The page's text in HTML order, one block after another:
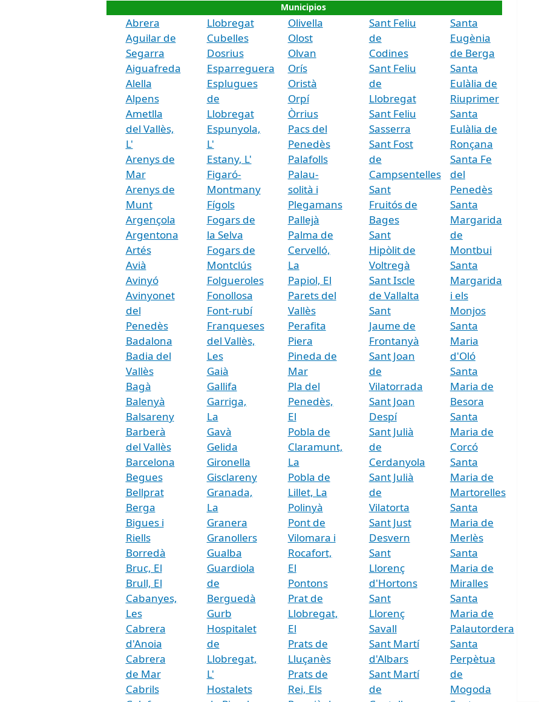
Municipios
Abrera
Aguilar de
Segarra
Aiguafreda
Alella
Alpens
Ametlla
del Vallès,
L'
Arenys de
Mar
Arenys de
Munt
Argençola
Argentona
Artés
Avià
Avinyó
Avinyonet
del
Penedès
Badalona
Badia del
Vallès
Bagà
Balenyà
Balsareny
Barberà
del Vallès
Barcelona
Begues
Bellprat
Berga
Bigues i
Riells
Borredà
Bruc, El
Brull, El
Cabanyes,
Les
Cabrera
d'Anoia
Cabrera
de Mar
Cabrils
Llobregat
Cubelles
Dosrius
Esparreguera
Esplugues
de
Llobregat
Espunyola,
L'
Estany, L'
Figaró-
Montmany
Fígols
Fogars de
la Selva
Fogars de
Montclús
Folgueroles
Fonollosa
Font-rubí
Franqueses
del Vallès,
Les
Gaià
Gallifa
Garriga,
La
Gavà
Gelida
Gironella
Gisclareny
Granada,
La
Granera
Granollers
Gualba
Guardiola
de
Berguedà
Gurb
Hospitalet
de
Llobregat,
L'
Hostalets
Olivella
Olost
Olvan
Orís
Oristà
Orpí
Òrrius
Pacs del
Penedès
Palafolls
Palau-
solità i
Plegamans
Pallejà
Palma de
Cervelló,
La
Papiol, El
Parets del
Vallès
Perafita
Piera
Pineda de
Mar
Pla del
Penedès,
El
Pobla de
Claramunt,
La
Pobla de
Lillet, La
Polinyà
Pont de
Vilomara i
Rocafort,
El
Pontons
Prat de
Llobregat,
El
Prats de
Lluçanès
Prats de
Rei, Els
Sant Feliu
de
Codines
Sant Feliu
de
Llobregat
Sant Feliu
Sasserra
Sant Fost
de
Campsentelles
Sant
Fruitós de
Bages
Sant
Hipòlit de
Voltregà
Sant Iscle
de Vallalta
Sant
Jaume de
Frontanyà
Sant Joan
de
Vilatorrada
Sant Joan
Despí
Sant Julià
de
Cerdanyola
Sant Julià
de
Vilatorta
Sant Just
Desvern
Sant
Llorenç
d'Hortons
Sant
Llorenç
Savall
Sant Martí
d'Albars
Sant Martí
de
Santa
Eugènia
de Berga
Santa
Eulàlia de
Riuprimer
Santa
Eulàlia de
Ronçana
Santa Fe
del
Penedès
Santa
Margarida
de
Montbui
Santa
Margarida
i els
Monjos
Santa
Maria
d'Oló
Santa
Maria de
Besora
Santa
Maria de
Corcó
Santa
Maria de
Martorelles
Santa
Maria de
Merlès
Santa
Maria de
Miralles
Santa
Maria de
Palautordera
Santa
Perpètua
de
Mogoda